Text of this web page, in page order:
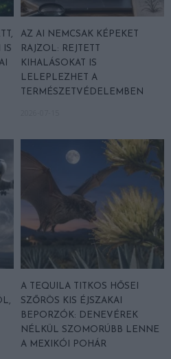
IS
AZ AI NEMCSAK KÉPEKET
RAJZOL: REJTETT
KIHALÁSOKAT IS
LELEPLEZHET A
TERMÉSZETVÉDELEMBEN
A TEQUILA TITKOS HŐSEI
SZŐRÖS KIS ÉJSZAKAI
BEPORZÓK: DENEVÉREK
NÉLKÜL SZOMORÚBB LENNE
A MEXIKÓI POHÁR